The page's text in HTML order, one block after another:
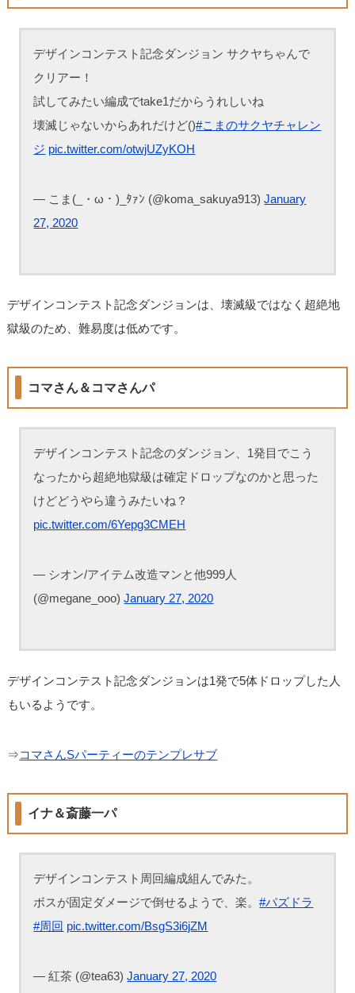
デザインコンテスト記念ダンジョン サクヤちゃんで
クリアー！
試してみたい編成でtake1だからうれしいね
壊滅じゃないからあれだけど()#こまのサクヤチャレン
ジ pic.twitter.com/otwjUZyKOH
— こま(_・ω・)_ﾀｧﾝ (@koma_sakuya913)January
27, 2020
デザインコンテスト記念ダンジョンは、壊滅級ではなく超絶地
獄級のため、難易度は低めです。
コマさん＆コマさんパ
デザインコンテスト記念のダンジョン、1発目でこう
なったから超絶地獄級は確定ドロップなのかと思った
けどどうやら違うみたいね？
pic.twitter.com/6Yepg3CMEH
— シオン/アイテム改造マンと他999人
(@megane_ooo)January 27, 2020
デザインコンテスト記念ダンジョンは1発で5体ドロップした人
もいるようです。
⇒コマさんSパーティーのテンプレサブ
イナ＆斎藤一パ
デザインコンテスト周回編成組んでみた。
ボスが固定ダメージで倒せるようで、楽。#パズドラ
#周回 pic.twitter.com/BsgS3i6jZM
— 紅茶 (@tea63)January 27, 2020